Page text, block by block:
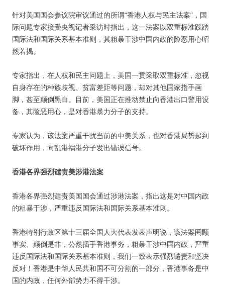
针对美国国会参议院审议通过的所谓“香港人权与民主法案”，国
际问题专家接受央视记者采访时指出，这一法案以双重标准践踏
国际法和国际关系基本准则，其粗暴干涉中国内政的险恶用心昭
然若揭。
专家指出，在人权和民主问题上，美国一贯采取双重标准，忽视
自身存在的种族歧视、贫富差距等问题，却对其他国家指手画
脚，甚至颠倒黑白。目前，美国正在推动禁止向香港出口警用设
备，其险恶用心，是对香港暴力分子的支持。
专家认为，该法案严重干扰当前的中美关系，也对香港局势起到
破坏作用，向乱港祸港分子发出错误信号。
香港各界强烈谴责美涉港法案
香港各界强烈谴责美国国会通过涉港法案，指出这是对中国内政
的粗暴干涉，严重违反国际法和国际关系基本准则。
香港特别行政区第十三届全国人大代表发表声明说，该法案罔顾
事实、颠倒是非，公然插手香港事务，粗暴干涉中国内政，严重
违反国际法和国际关系基本准则，我们一致表示强烈谴责和坚决
反对！香港是中华人民共和国不可分割的一部分，香港事务是中
国的内政，任何外部势力不得干涉。